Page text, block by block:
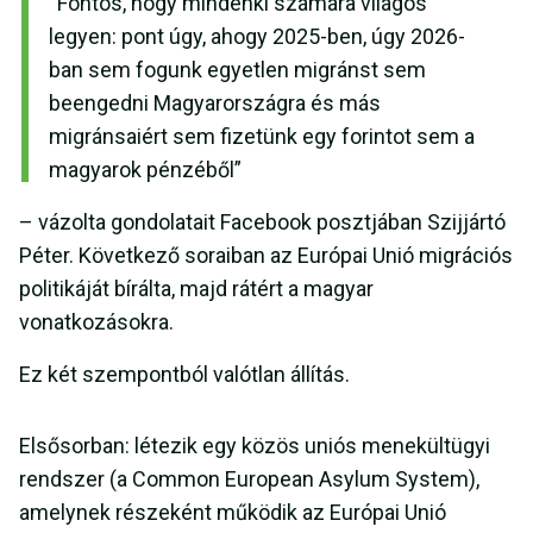
legyen: pont úgy, ahogy 2025-ben, úgy 2026-
ban sem fogunk egyetlen migránst sem
beengedni Magyarországra és más
migránsaiért sem fizetünk egy forintot sem a
magyarok pénzéből”
– vázolta gondolatait Facebook posztjában Szijjártó
Péter. Következő soraiban az Európai Unió migrációs
politikáját bírálta, majd rátért a magyar
vonatkozásokra.
Ez két szempontból valótlan állítás.
Elsősorban: létezik egy közös uniós menekültügyi
rendszer (a Common European Asylum System),
amelynek részeként működik az Európai Unió